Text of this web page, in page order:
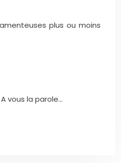
plus ou moins
vous la parole…